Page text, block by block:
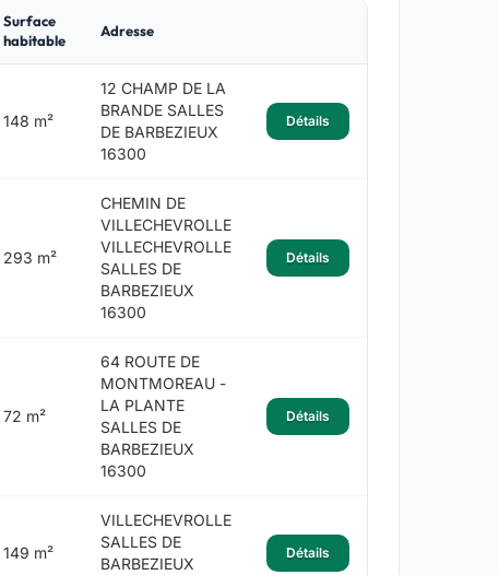
Surface
habitable
Adresse
148 m²
12 CHAMP DE LA
BRANDE SALLES
DE BARBEZIEUX
16300
Détails
293 m²
CHEMIN DE
VILLECHEVROLLE
VILLECHEVROLLE
SALLES DE
BARBEZIEUX
16300
Détails
72 m²
64 ROUTE DE
MONTMOREAU -
LA PLANTE
SALLES DE
BARBEZIEUX
16300
Détails
149 m²
VILLECHEVROLLE
SALLES DE
BARBEZIEUX
Détails